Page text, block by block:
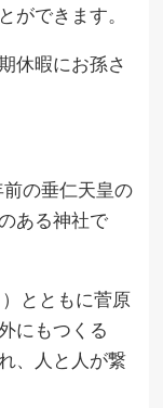
ができます。
休暇にお孫さ
の垂仁天皇の
ある神社で
とともに菅原
にもつくる
、人と人が繋